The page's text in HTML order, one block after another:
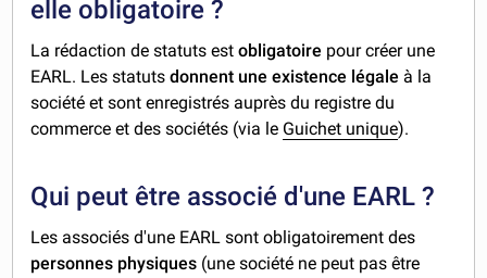
elle obligatoire ?
La rédaction de statuts estobligatoire pour créer une
EARL. Les statutsdonnent une existence légale à la
société et sont enregistrés auprès du registre du
commerce et des sociétés (via le Guichet unique).
Qui peut être associé d'une EARL ?
Les associés d'une EARL sont obligatoirement des
personnes physiques (une société ne peut pas être